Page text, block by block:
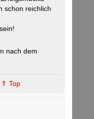
schon reichlich
nach dem
⇑ Top